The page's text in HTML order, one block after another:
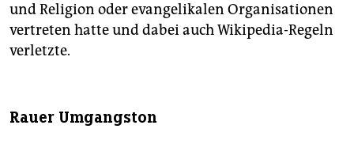
und Religion oder evangelikalen Organisationen
vertreten hatte und dabei auch Wikipedia-Regeln
verletzte.
Rauer Umgangston